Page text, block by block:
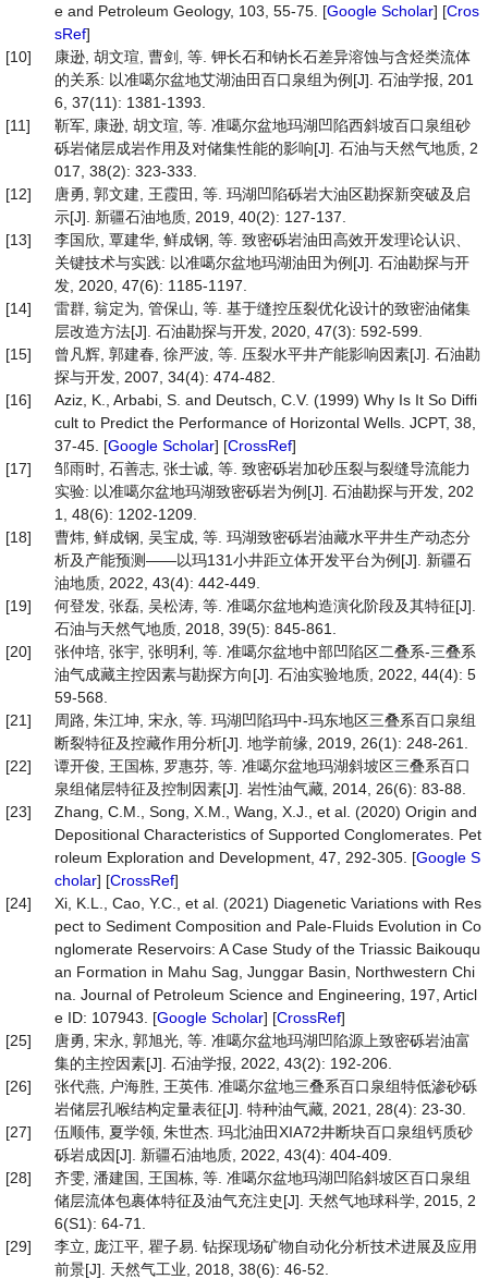
e and Petroleum Geology, 103, 55-75. [Google Scholar] [Cros
sRef]
[10]
康逊, 胡文瑄, 曹剑, 等. 钾长石和钠长石差异溶蚀与含烃类流体
的关系: 以准噶尔盆地艾湖油田百口泉组为例[J]. 石油学报, 201
6, 37(11): 1381-1393.
[11]
靳军, 康逊, 胡文瑄, 等. 准噶尔盆地玛湖凹陷西斜坡百口泉组砂
砾岩储层成岩作用及对储集性能的影响[J]. 石油与天然气地质, 2
017, 38(2): 323-333.
[12]
唐勇, 郭文建, 王霞田, 等. 玛湖凹陷砾岩大油区勘探新突破及启
示[J]. 新疆石油地质, 2019, 40(2): 127-137.
[13]
李国欣, 覃建华, 鲜成钢, 等. 致密砾岩油田高效开发理论认识、
关键技术与实践: 以准噶尔盆地玛湖油田为例[J]. 石油勘探与开
发, 2020, 47(6): 1185-1197.
[14]
雷群, 翁定为, 管保山, 等. 基于缝控压裂优化设计的致密油储集
层改造方法[J]. 石油勘探与开发, 2020, 47(3): 592-599.
[15]
曾凡辉, 郭建春, 徐严波, 等. 压裂水平井产能影响因素[J]. 石油勘
探与开发, 2007, 34(4): 474-482.
[16]
Aziz, K., Arbabi, S. and Deutsch, C.V. (1999) Why Is It So Diffi
cult to Predict the Performance of Horizontal Wells. JCPT, 38,
37-45. [Google Scholar] [CrossRef]
[17]
邹雨时, 石善志, 张士诚, 等. 致密砾岩加砂压裂与裂缝导流能力
实验: 以准噶尔盆地玛湖致密砾岩为例[J]. 石油勘探与开发, 202
1, 48(6): 1202-1209.
[18]
曹炜, 鲜成钢, 吴宝成, 等. 玛湖致密砾岩油藏水平井生产动态分
析及产能预测——以玛131小井距立体开发平台为例[J]. 新疆石
油地质, 2022, 43(4): 442-449.
[19]
何登发, 张磊, 吴松涛, 等. 准噶尔盆地构造演化阶段及其特征[J].
石油与天然气地质, 2018, 39(5): 845-861.
[20]
张仲培, 张宇, 张明利, 等. 准噶尔盆地中部凹陷区二叠系-三叠系
油气成藏主控因素与勘探方向[J]. 石油实验地质, 2022, 44(4): 5
59-568.
[21]
周路, 朱江坤, 宋永, 等. 玛湖凹陷玛中-玛东地区三叠系百口泉组
断裂特征及控藏作用分析[J]. 地学前缘, 2019, 26(1): 248-261.
[22]
谭开俊, 王国栋, 罗惠芬, 等. 准噶尔盆地玛湖斜坡区三叠系百口
泉组储层特征及控制因素[J]. 岩性油气藏, 2014, 26(6): 83-88.
[23]
Zhang, C.M., Song, X.M., Wang, X.J., et al. (2020) Origin and
Depositional Characteristics of Supported Conglomerates. Pet
roleum Exploration and Development, 47, 292-305. [Google S
cholar] [CrossRef]
[24]
Xi, K.L., Cao, Y.C., et al. (2021) Diagenetic Variations with Res
pect to Sediment Composition and Pale-Fluids Evolution in Co
nglomerate Reservoirs: A Case Study of the Triassic Baikouqu
an Formation in Mahu Sag, Junggar Basin, Northwestern Chi
na. Journal of Petroleum Science and Engineering, 197, Articl
e ID: 107943. [Google Scholar] [CrossRef]
[25]
唐勇, 宋永, 郭旭光, 等. 准噶尔盆地玛湖凹陷源上致密砾岩油富
集的主控因素[J]. 石油学报, 2022, 43(2): 192-206.
[26]
张代燕, 户海胜, 王英伟. 准噶尔盆地三叠系百口泉组特低渗砂砾
岩储层孔喉结构定量表征[J]. 特种油气藏, 2021, 28(4): 23-30.
[27]
伍顺伟, 夏学领, 朱世杰. 玛北油田XIA72井断块百口泉组钙质砂
砾岩成因[J]. 新疆石油地质, 2022, 43(4): 404-409.
[28]
齐雯, 潘建国, 王国栋, 等. 准噶尔盆地玛湖凹陷斜坡区百口泉组
储层流体包裹体特征及油气充注史[J]. 天然气地球科学, 2015, 2
6(S1): 64-71.
[29]
李立, 庞江平, 瞿子易. 钻探现场矿物自动化分析技术进展及应用
前景[J]. 天然气工业, 2018, 38(6): 46-52.